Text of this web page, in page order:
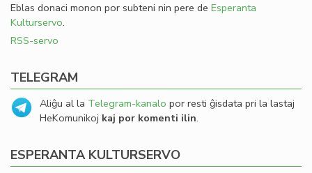
Eblas donaci monon por subteni nin pere de Esperanta
Kulturservo.
RSS-servo
TELEGRAM
Aliĝu al la Telegram-kanalo por resti ĝisdata pri la lastaj
HeKomunikoj kaj por komenti ilin.
ESPERANTA KULTURSERVO